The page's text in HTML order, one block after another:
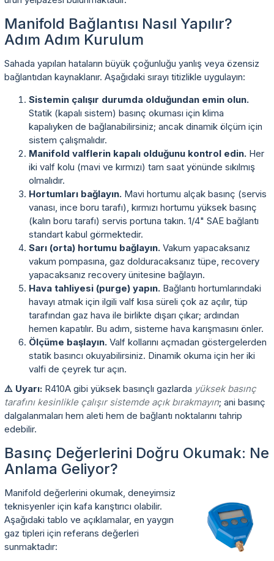
Manifold Bağlantısı Nasıl Yapılır?
Adım Adım Kurulum
Sahada yapılan hataların büyük çoğunluğu yanlış veya özensiz
bağlantıdan kaynaklanır. Aşağıdaki sırayı titizlikle uygulayın:
Sistemin çalışır durumda olduğundan emin olun.
Statik (kapalı sistem) basınç okuması için klima
kapalıyken de bağlanabilirsiniz; ancak dinamik ölçüm için
sistem çalışmalıdır.
Manifold valflerin kapalı olduğunu kontrol edin. Her
iki valf kolu (mavi ve kırmızı) tam saat yönünde sıkılmış
olmalıdır.
Hortumları bağlayın. Mavi hortumu alçak basınç (servis
vanası, ince boru tarafı), kırmızı hortumu yüksek basınç
(kalın boru tarafı) servis portuna takın. 1/4" SAE bağlantı
standart kabul görmektedir.
Sarı (orta) hortumu bağlayın. Vakum yapacaksanız
vakum pompasına, gaz dolduracaksanız tüpe, recovery
yapacaksanız recovery ünitesine bağlayın.
Hava tahliyesi (purge) yapın. Bağlantı hortumlarındaki
havayı atmak için ilgili valf kısa süreli çok az açılır, tüp
tarafından gaz hava ile birlikte dışarı çıkar; ardından
hemen kapatılır. Bu adım, sisteme hava karışmasını önler.
Ölçüme başlayın. Valf kollarını açmadan göstergelerden
statik basıncı okuyabilirsiniz. Dinamik okuma için her iki
valfi de çeyrek tur açın.
⚠️ Uyarı: R410A gibi yüksek basınçlı gazlarda yüksek basınç
tarafını kesinlikle çalışır sistemde açık bırakmayın; ani basınç
dalgalanmaları hem aleti hem de bağlantı noktalarını tahrip
edebilir.
Basınç Değerlerini Doğru Okumak: Ne
Anlama Geliyor?
Manifold değerlerini okumak, deneyimsiz
teknisyenler için kafa karıştırıcı olabilir.
Aşağıdaki tablo ve açıklamalar, en yaygın
gaz tipleri için referans değerleri
sunmaktadır: